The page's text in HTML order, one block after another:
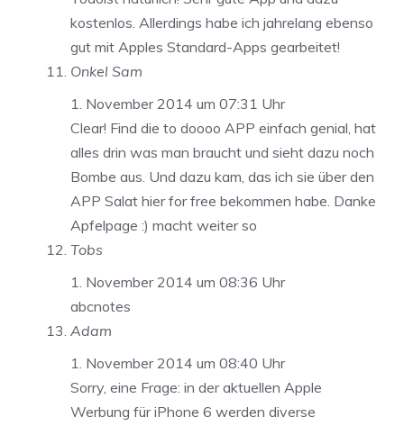
kostenlos. Allerdings habe ich jahrelang ebenso
gut mit Apples Standard-Apps gearbeitet!
Onkel Sam
1. November 2014 um 07:31 Uhr
Clear! Find die to doooo APP einfach genial, hat
alles drin was man braucht und sieht dazu noch
Bombe aus. Und dazu kam, das ich sie über den
APP Salat hier for free bekommen habe. Danke
Apfelpage :) macht weiter so
Tobs
1. November 2014 um 08:36 Uhr
abcnotes
Adam
1. November 2014 um 08:40 Uhr
Sorry, eine Frage: in der aktuellen Apple
Werbung für iPhone 6 werden diverse